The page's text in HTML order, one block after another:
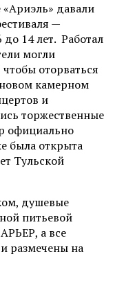
«Ариэль» давали
—
до 14 лет. Работал
могли
оторваться
камерном
и
торжественные
официально
была открыта
Тульской
душевые
питьевой
а все
размечены на